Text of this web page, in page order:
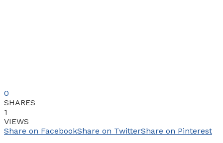
0
SHARES
1
VIEWS
Share on FacebookShare on TwitterShare on Pinterest